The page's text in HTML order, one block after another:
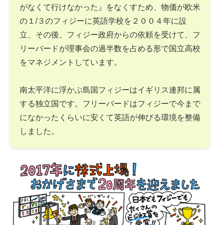
がなくて行けなかった』をなくすため、物価が欧米
の１/３のフィジーに英語学校を２００４年に設
立、その後、フィジー政府からの依頼を受けて、フ
リーバードが理事会の過半数を占める形で国立高校
をマネジメントしています。
南太平洋に浮かぶ島国フィジーはイギリス連邦に属
する独立国です。フリーバードはフィジーで今まで
になかったくらいに安くて英語が伸びる環境を整備
しました。